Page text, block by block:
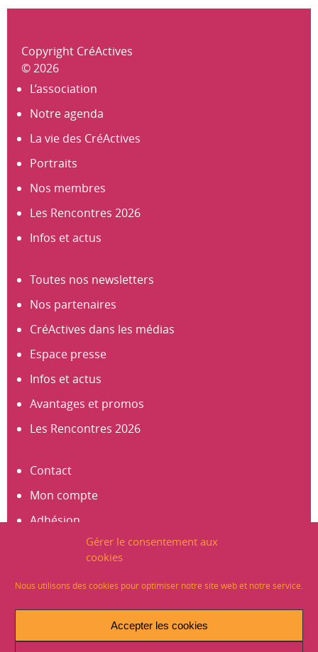
Gérer le consentement aux
cookies
Nous utilisons des cookies pour optimiser notre site web et notre service.
Accepter les cookies
Copyright CréActives
© 2026
L’association
Notre agenda
La vie des CréActives
Portraits
Nos membres
Les Rencontres 2026
Infos et actus
Toutes nos newsletters
Nos partenaires
CréActives dans les médias
Espace presse
Infos et actus
Avantages et promos
Les Rencontres 2026
Contact
Mon compte
Adhésion
S’abonner à la newsletter
Mentions légales